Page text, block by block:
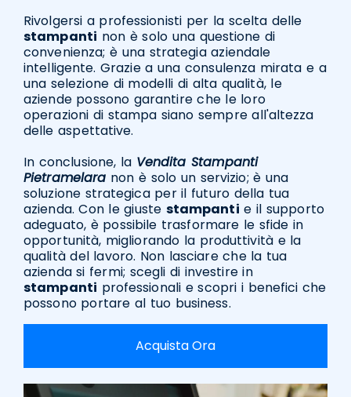
Rivolgersi a professionisti per la scelta delle
stampanti non è solo una questione di
convenienza; è una strategia aziendale
intelligente. Grazie a una consulenza mirata e a
una selezione di modelli di alta qualità, le
aziende possono garantire che le loro
operazioni di stampa siano sempre all'altezza
delle aspettative.
In conclusione, la Vendita Stampanti
Pietramelara non è solo un servizio; è una
soluzione strategica per il futuro della tua
azienda. Con le giuste stampanti e il supporto
adeguato, è possibile trasformare le sfide in
opportunità, migliorando la produttività e la
qualità del lavoro. Non lasciare che la tua
azienda si fermi; scegli di investire in
stampanti professionali e scopri i benefici che
possono portare al tuo business.
Acquista Ora